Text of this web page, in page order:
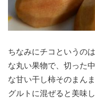
ちなみにチコというの
な丸い果物で、切った
な甘い干し柿そのまん
グルトに混ぜると美味